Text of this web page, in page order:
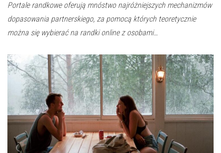
Portale randkowe oferują mnóstwo najróżniejszych mechanizmów
dopasowania partnerskiego, za pomocą których teoretycznie
można się wybierać na randki online z osobami…